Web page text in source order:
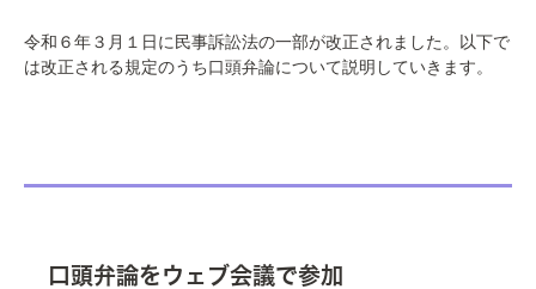
令和６年３月１日に民事訴訟法の一部が改正されました。以下で
は改正される規定のうち口頭弁論について説明していきます。
口頭弁論をウェブ会議で参加